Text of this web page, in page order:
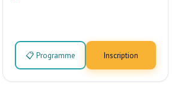
📋 Programme Inscription